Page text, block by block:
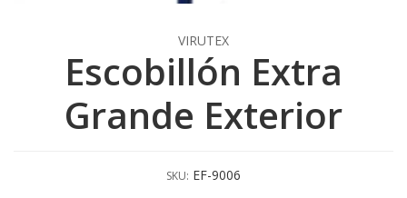
VIRUTEX
Escobillón Extra
Grande Exterior
SKU: EF-9006